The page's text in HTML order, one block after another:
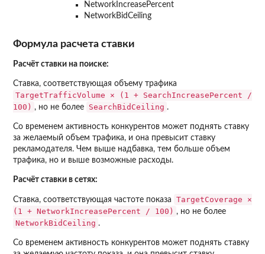
NetworkIncreasePercent
NetworkBidCeiling
Формула расчета ставки
Расчёт ставки на поиске:
Ставка, соответствующая объему трафика
TargetTrafficVolume × (1 + SearchIncreasePercent /
100) , но не более SearchBidCeiling .
Со временем активность конкурентов может поднять ставку
за желаемый объем трафика, и она превысит ставку
рекламодателя. Чем выше надбавка, тем больше объем
трафика, но и выше возможные расходы.
Расчёт ставки в сетях:
Ставка, соответствующая частоте показа
TargetCoverage ×
(1 + NetworkIncreasePercent / 100) , но не более
NetworkBidCeiling .
Со временем активность конкурентов может поднять ставку